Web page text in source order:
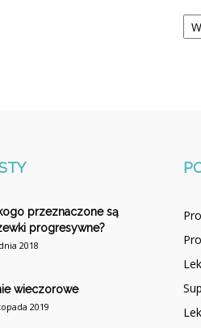
przeznaczone są
progresywne?
2018
wieczorowe
2019